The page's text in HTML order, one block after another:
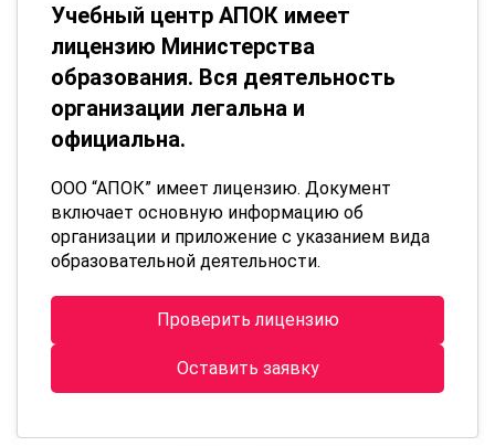
Учебный центр АПОК имеет
лицензию Министерства
образования. Вся деятельность
организации легальна и
официальна.
ООО “АПОК” имеет лицензию. Документ
включает основную информацию об
организации и приложение с указанием вида
образовательной деятельности.
Проверить лицензию
Оставить заявку